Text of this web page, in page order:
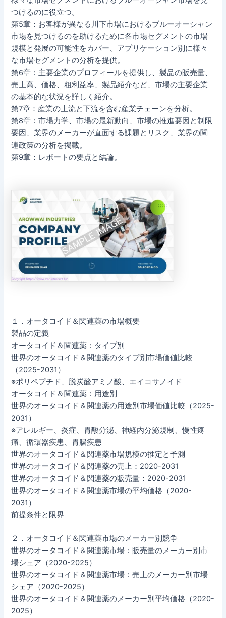
つけるのに役立つ。
第5章：お客様が異なる川下市場におけるブルーオーシャン
市場を見つけるのを助けるために各市場セグメントの市場
規模と発展の可能性をカバー、アプリケーション別に様々
な市場セグメントの分析を提供。
第6章：主要企業のプロフィールを提供し、製品の販売量、
売上高、価格、粗利益率、製品紹介など、市場の主要企業
の基本的な状況を詳しく紹介。
第7章：産業の上流と下流を含む産業チェーンを分析。
第8章：市場力学、市場の最新動向、市場の推進要因と制限
要因、業界のメーカーが直面する課題とリスク、業界の関
連政策の分析を掲載。
第9章：レポートの要点と結論。
１．オータコイド＆関連薬の市場概要
製品の定義
オータコイド＆関連薬：タイプ別
世界のオータコイド＆関連薬のタイプ別市場価値比較
（2025-2031）
※ポリペプチド、脱炭酸アミノ酸、エイコサノイド
オータコイド＆関連薬：用途別
世界のオータコイド＆関連薬の用途別市場価値比較（2025-
2031）
※アレルギー、炎症、胃酸分泌、神経内分泌規制、慢性疼
痛、循環器疾患、胃腸疾患
世界のオータコイド＆関連薬市場規模の推定と予測
世界のオータコイド＆関連薬の売上：2020-2031
世界のオータコイド＆関連薬の販売量：2020-2031
世界のオータコイド＆関連薬市場の平均価格（2020-
2031）
前提条件と限界
２．オータコイド＆関連薬市場のメーカー別競争
世界のオータコイド＆関連薬市場：販売量のメーカー別市
場シェア（2020-2025）
世界のオータコイド＆関連薬市場：売上のメーカー別市場
シェア（2020-2025）
世界のオータコイド＆関連薬のメーカー別平均価格（2020-
2025）